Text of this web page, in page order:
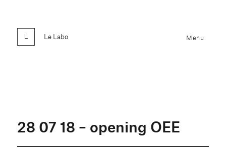
Le Labo Menu
28 07 18 – opening OEE